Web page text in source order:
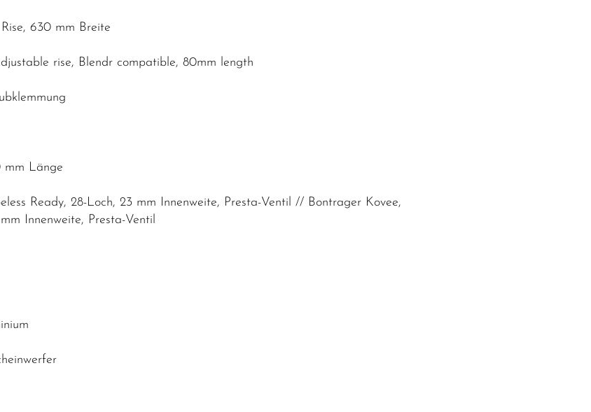
630 mm Breite
rise, Blendr compatible, 80mm length
mm Länge
Ready, 28-Loch, 23 mm Innenweite, Presta-Ventil // Bontrager Kovee,
Innenweite, Presta-Ventil